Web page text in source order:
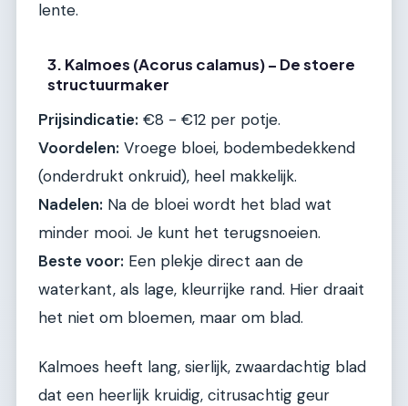
lente.
3. Kalmoes (Acorus calamus) – De stoere
structuurmaker
Prijsindicatie: €8 - €12 per potje.
Voordelen: Vroege bloei, bodembedekkend
(onderdrukt onkruid), heel makkelijk.
Nadelen: Na de bloei wordt het blad wat
minder mooi. Je kunt het terugsnoeien.
Beste voor: Een plekje direct aan de
waterkant, als lage, kleurrijke rand. Hier draait
het niet om bloemen, maar om blad.
Kalmoes heeft lang, sierlijk, zwaardachtig blad
dat een heerlijk kruidig, citrusachtig geur